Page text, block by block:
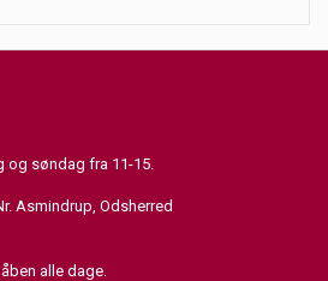
og søndag fra 11-15.
Asmindrup, Odsherred
alle dage.